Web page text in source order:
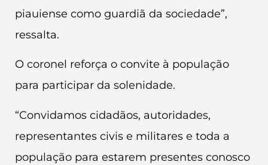
piauiense como guardiã da sociedade”,
ressalta.
O coronel reforça o convite à população
para participar da solenidade.
“Convidamos cidadãos, autoridades,
representantes civis e militares e toda a
população para estarem presentes conosco